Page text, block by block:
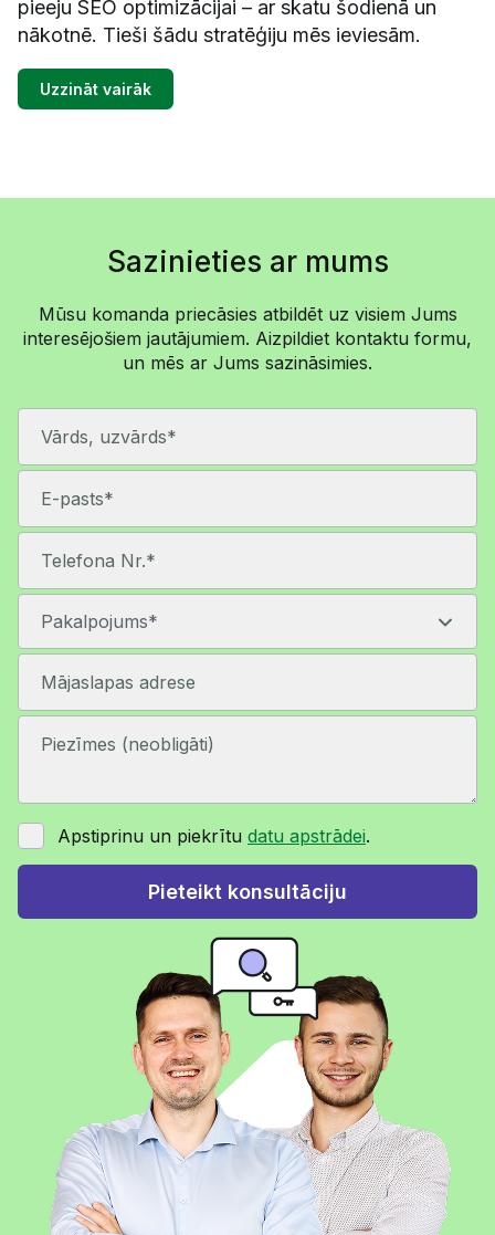
pieeju SEO optimizācijai – ar skatu šodienā un
nākotnē. Tieši šādu stratēģiju mēs ieviesām.
Uzzināt vairāk
Sazinieties ar mums
Mūsu komanda priecāsies atbildēt uz visiem Jums
interesējošiem jautājumiem. Aizpildiet kontaktu formu,
un mēs ar Jums sazināsimies.
Apstiprinu un piekrītu datu apstrādei.